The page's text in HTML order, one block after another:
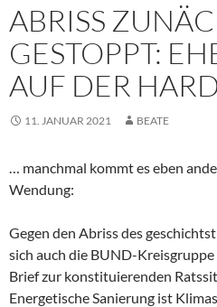
ABRISS
GESTOPPT:
AUF DER
11. JANUAR 2021 BEATE
… manchmal kommt es eben
Wendung:
Gegen den Abriss des
sich auch die BUND-
Brief zur konstituierenden
Energetische Sanierung ist